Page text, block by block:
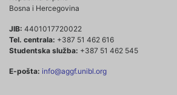
Bosna i Hercegovina
JIB: 4401017720022
Tel. centrala: +387 51 462 616
Studentska služba: +387 51 462 545
E-pošta: info@aggf.unibl.org